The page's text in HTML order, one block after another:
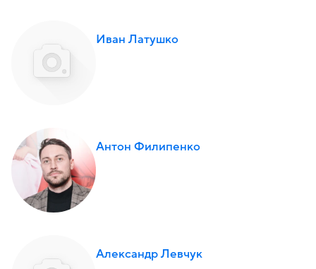
Иван Латушко
Антон Филипенко
Александр Левчук